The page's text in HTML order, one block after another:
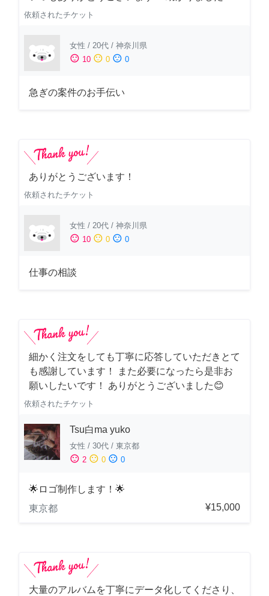
依頼されたチケット
女性 / 20代 / 神奈川県
sentiment_satisfied 10 sentiment_neutral 0 sentiment_dissatisfied 0
急ぎの案件のお手伝い
ありがとうございます！
依頼されたチケット
女性 / 20代 / 神奈川県
sentiment_satisfied 10 sentiment_neutral 0 sentiment_dissatisfied 0
仕事の相談
細かく注文をしても丁寧に応答していただきとて
も感謝しています！ また必要になったら是非お
願いしたいです！ ありがとうございました😊
依頼されたチケット
Tsu白ma yuko
女性 / 30代 / 東京都
sentiment_satisfied 2 sentiment_neutral 0 sentiment_dissatisfied 0
🌟ロゴ制作します！🌟
東京都
¥15,000
大量のアルバムを丁寧にデータ化してくださり、